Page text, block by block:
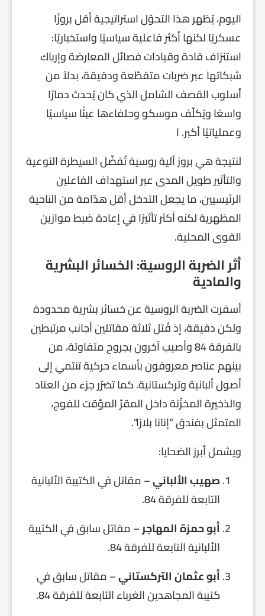
اليوم، يُظهر هذا التحوّل استراتيجية أقل بروزًا
عسكريًا لكنها أكثر فاعلية سياسيًا واستخباريًا:
استنزاف قادة وقيادات فصائل المعارضة وإرباك
شبكاتها عبر ضربات متقطّعة ودقيقة، بدلاً من
أسلوب القصف الشامل الذي كان يُحدث دمارًا
واسعًا ويُكلّف موسكو وحلفاءها عبئًا سياسيًا
وعملياتيًا أكبر. ا
لنتيجة هي بروز آلية روسية تُفضّل السيطرة النوعية
والتأثير طويل المدى عبر استهداف الفاعلين
الرئيسيين، ما يجعل التدخل أقل هدّامة من الناحية
المظهرية لكنه أكثر تأثيرًا في إعادة ضبط موازين
القوى المحلية.
أثر الضربة الروسية: الخسائر البشرية
والمادية
أسفرت الضربة الروسية عن خسائر بشرية محدودة
ولكن دقيقة، إذ قُتل ثلاثة مقاتلين أجانب مرتبطين
بالفرقة 84 وأصيب آخرون بجروح متفاوتة، من
بينهم عناصر معروفون بأسماء حركية تنتمي إلى
أصول ألبانية وتركستانية. كما تضرّر جزء من العتاد
والذخيرة المخزّنة داخل المقرّ المؤقت للفوج،
المتمثل بفندق “إنانا بلازا”.
ويشمل أبرز الضحايا:
صهيب الألباني– مقاتل في الكتيبة الألبانية
التابعة للفرقة 84.
أبو حمزة المهاجر– مقاتل سابق في الكتيبة
الألبانية التابعة للفرقة 84.
أبو عثمان التركستاني– مقاتل سابق في
كتيبة المجاهدين الغرباء التابعة للفرقة 84.